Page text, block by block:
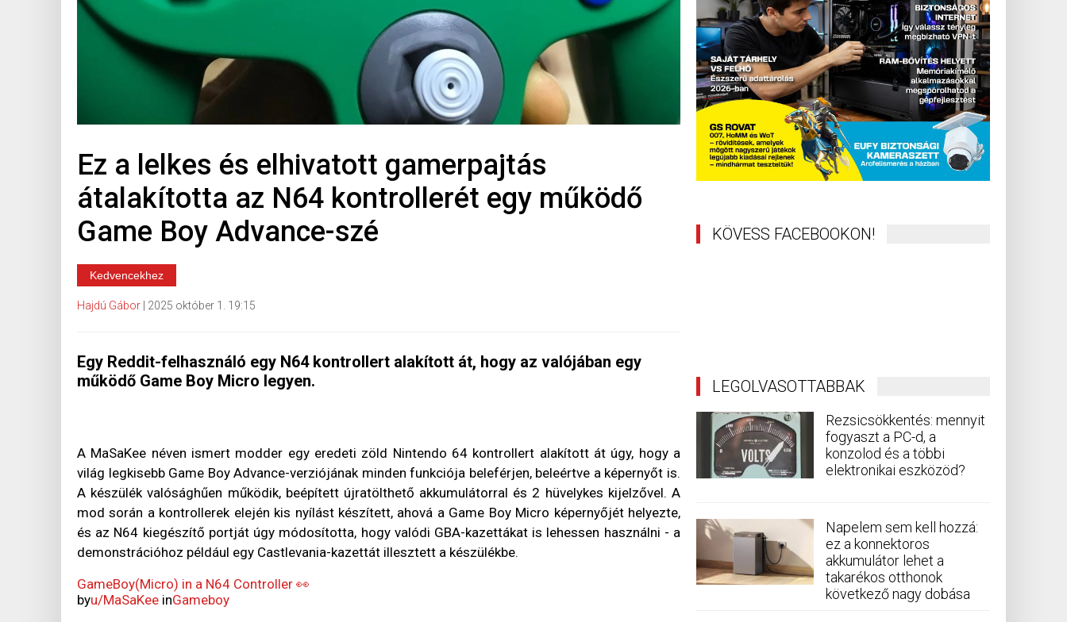
Ez a lelkes és elhivatott gamerpajtás
átalakította az N64 kontrollerét egy működő
Game Boy Advance-szé
Kedvencekhez
Hajdú Gábor 2025 október 1. 19:15
Egy Reddit-felhasználó egy N64 kontrollert alakított át, hogy az valójában egy
működő Game Boy Micro legyen.
A MaSaKee néven ismert modder egy eredeti zöld Nintendo 64 kontrollert alakított át úgy, hogy a
világ legkisebb Game Boy Advance-verziójának minden funkciója beleférjen, beleértve a képernyőt is.
A készülék valósághűen működik, beépített újratölthető akkumulátorral és 2 hüvelykes kijelzővel. A
mod során a kontrollerek elején kis nyílást készített, ahová a Game Boy Micro képernyőjét helyezte,
és az N64 kiegészítő portját úgy módosította, hogy valódi GBA-kazettákat is lehessen használni - a
demonstrációhoz például egy Castlevania-kazettát illesztett a készülékbe.
GameBoy(Micro) in a N64 Controller 👀
byu/MaSaKee inGameboy
KÖVESS FACEBOOKON!
LEGOLVASOTTABBAK
Rezsicsökkentés: mennyit
fogyaszt a PC-d, a
konzolod és a többi
elektronikai eszközöd?
Napelem sem kell hozzá:
ez a konnektoros
akkumulátor lehet a
takarékos otthonok
következő nagy dobása